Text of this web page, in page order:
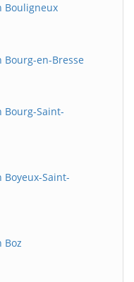
Bouligneux
en-Bresse
Saint-
Saint-
Boz